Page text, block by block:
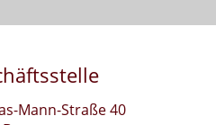
Mann-Straße 40